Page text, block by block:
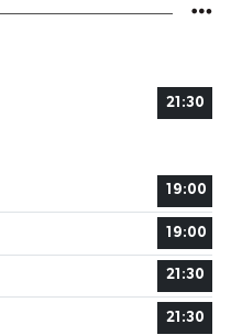
21:30
19:00
19:00
21:30
21:30